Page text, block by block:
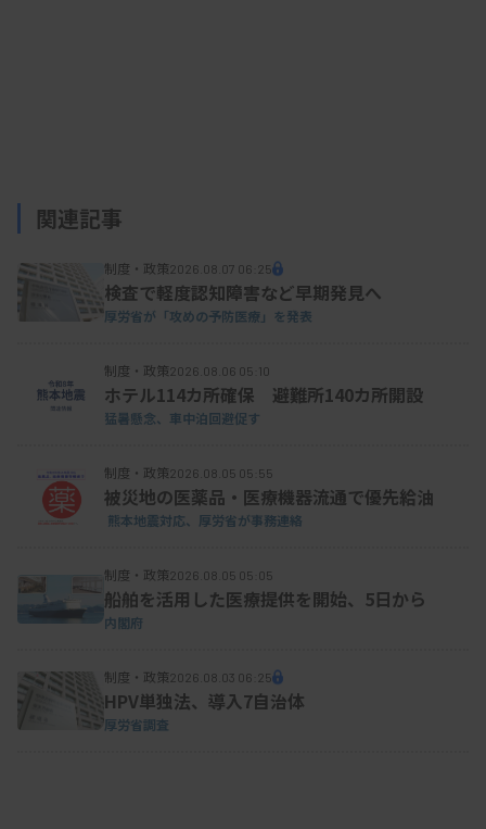
関連記事
制度・政策2026.08.07 06:25
検査で軽度認知障害など早期発見へ
厚労省が「攻めの予防医療」を発表
制度・政策2026.08.06 05:10
ホテル114カ所確保 避難所140カ所開設
猛暑懸念、車中泊回避促す
制度・政策2026.08.05 05:55
被災地の医薬品・医療機器流通で優先給油
熊本地震対応、厚労省が事務連絡
制度・政策2026.08.05 05:05
船舶を活用した医療提供を開始、5日から
内閣府
制度・政策2026.08.03 06:25
HPV単独法、導入7自治体
厚労省調査